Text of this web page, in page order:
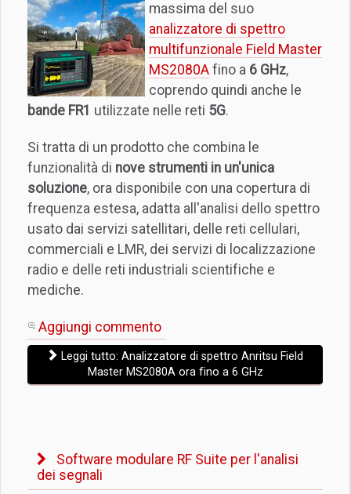
massima del suo
analizzatore di spettro
multifunzionale Field Master
MS2080A fino a 6 GHz,
coprendo quindi anche le
bande FR1 utilizzate nelle reti 5G.
Si tratta di un prodotto che combina le
funzionalità di nove strumenti in un'unica
soluzione, ora disponibile con una copertura di
frequenza estesa, adatta all'analisi dello spettro
usato dai servizi satellitari, delle reti cellulari,
commerciali e LMR, dei servizi di localizzazione
radio e delle reti industriali scientifiche e
mediche.
Aggiungi commento
Leggi tutto: Analizzatore di spettro Anritsu Field
Master MS2080A ora fino a 6 GHz
Software modulare RF Suite per l'analisi
dei segnali